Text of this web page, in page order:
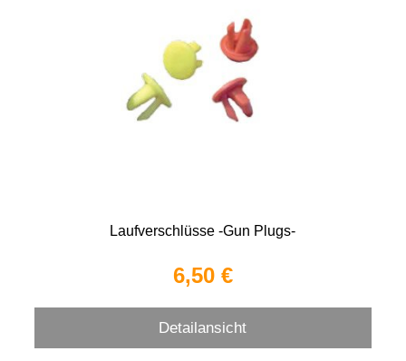
Laufverschlüsse -Gun Plugs-
6,50 €
Detailansicht